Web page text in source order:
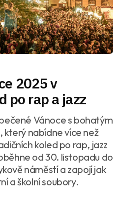
2025 v
po rap a jazz
Vánoce s bohatým
nabídne více než
koled po rap, jazz
od 30. listopadu do
náměstí a zapojí jak
a školní soubory.